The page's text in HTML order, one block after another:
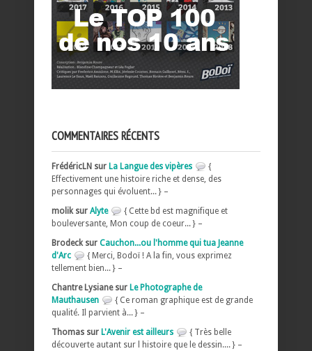
COMMENTAIRES RÉCENTS
FrédéricLN sur La Langue des vipères
{
Effectivement une histoire riche et dense, des
personnages qui évoluent... } –
molik sur Alyte
{ Cette bd est magnifique et
bouleversante, Mon coup de coeur... } –
Brodeck sur Cauchon...ou l'homme qui tua Jeanne
d'Arc
{ Merci, Bodoï ! A la fin, vous exprimez
tellement bien... } –
Chantre Lysiane sur Le Photographe de
Mauthausen
{ Ce roman graphique est de grande
qualité. Il parvient à... } –
Thomas sur L'Avenir est ailleurs
{ Très belle
découverte autant sur l histoire que le dessin.... } –